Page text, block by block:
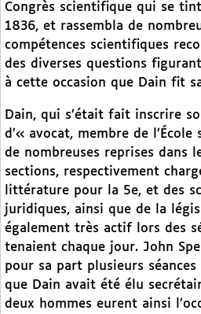
Congrès scientifique qui se
1836, et rassembla de
compétences scientifiques
des diverses questions
à cette occasion que Dain fit
Dain, qui s’était fait inscrire
d’« avocat, membre de
de nombreuses reprises dans
sections, respectivement
littérature pour la 5e, et des
juridiques, ainsi que de la
également très actif lors des
tenaient chaque jour. John
pour sa part plusieurs
que Dain avait été élu
deux hommes eurent ainsi